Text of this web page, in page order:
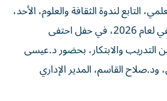
التابع لندوة الثقافة والعلوم، الأحد،
فعاليات برنامجه الصيفي لعام 2026، في حفل احتفى
والابتكار، بحضور د.عيسى
القاسم، المدير الإداري